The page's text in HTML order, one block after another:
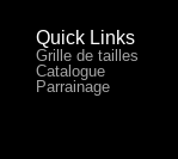
Quick Links
Grille de tailles
Catalogue
Parrainage